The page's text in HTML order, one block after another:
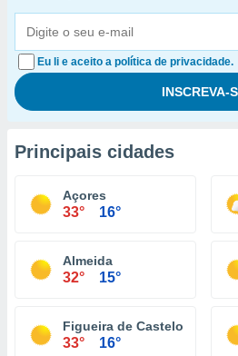
Eu li e aceito a política de privacidade.
Principais cidades
Açores
33° 16°
Almeida
32° 15°
Figueira de Castelo Rodrigo
33° 16°